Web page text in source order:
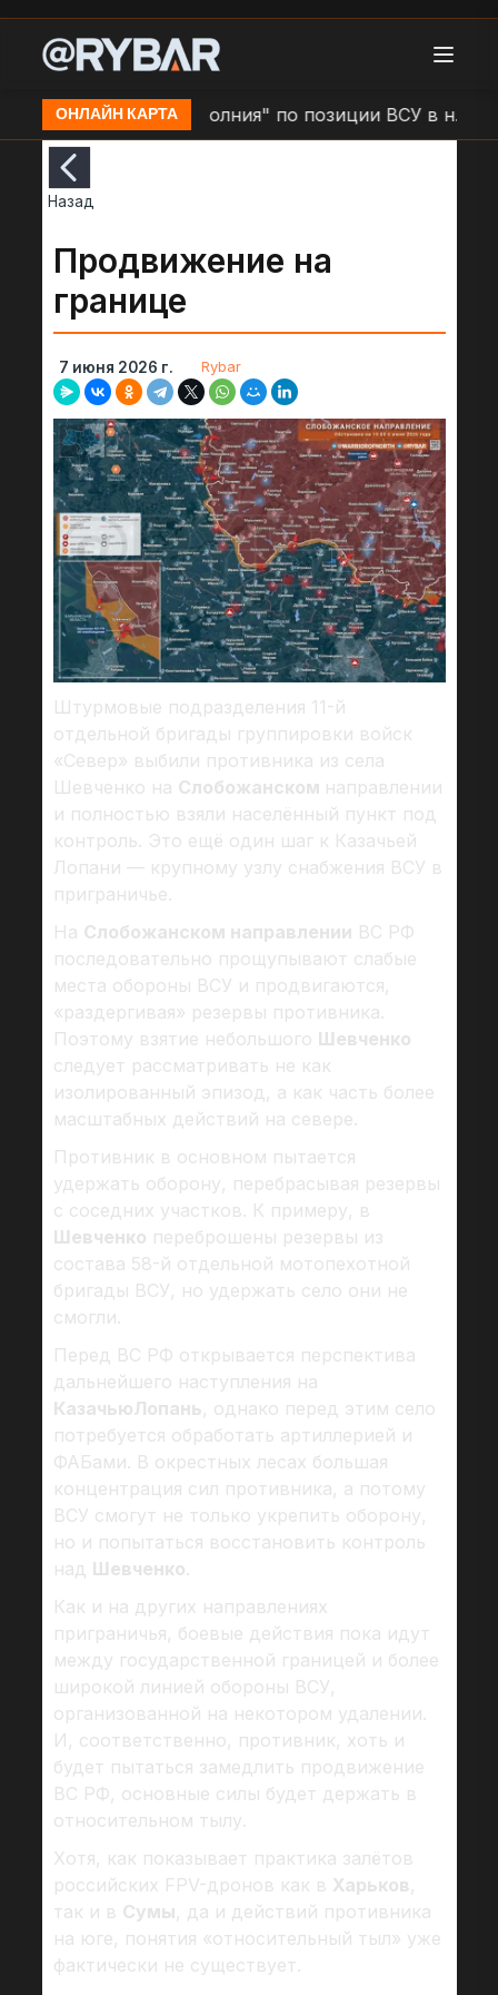
ОНЛАЙН КАРТА
Удар БЛА "Молния" по позиции ВСУ в н.п.
Назад
Продвижение на
границе
7 июня 2026 г. Rybar
Штурмовые подразделения 11-й
отдельной бригады группировки войск
«Север» выбили противника из села
Шевченко на Слобожанском направлении
и полностью взяли населённый пункт под
контроль. Это ещё один шаг к Казачьей
Лопани — крупному узлу снабжения ВСУ в
приграничье.
На Слобожанском направлении ВС РФ
последовательно прощупывают слабые
места обороны ВСУ и продвигаются,
«раздергивая» резервы противника.
Поэтому взятие небольшого Шевченко
следует рассматривать не как
изолированный эпизод, а как часть более
масштабных действий на севере.
Противник в основном пытается
удержать оборону, перебрасывая резервы
с соседних участков. К примеру, в
Шевченко переброшены резервы из
состава 58-й отдельной мотопехотной
бригады ВСУ, но удержать село они не
смогли.
Перед ВС РФ открывается перспектива
дальнейшего наступления на
КазачьюЛопань, однако перед этим село
потребуется обработать артиллерией и
ФАБами. В окрестных лесах большая
концентрация сил противника, а потому
ВСУ смогут не только укрепить оборону,
но и попытаться восстановить контроль
над Шевченко.
Как и на других направлениях
приграничья, боевые действия пока идут
между государственной границей и более
широкой линией обороны ВСУ,
организованной на некотором удалении.
И, соответственно, противник, хоть и
будет пытаться замедлить продвижение
ВС РФ, основные силы будет держать в
относительном тылу.
Хотя, как показывает практика залётов
российских FPV-дронов как в Харьков,
так и в Сумы, да и действий противника
на юге, понятия «относительный тыл» уже
фактически не существует.